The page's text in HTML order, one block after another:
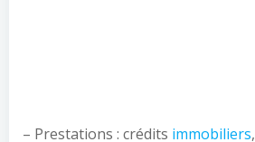
– Prestations : crédits immobiliers